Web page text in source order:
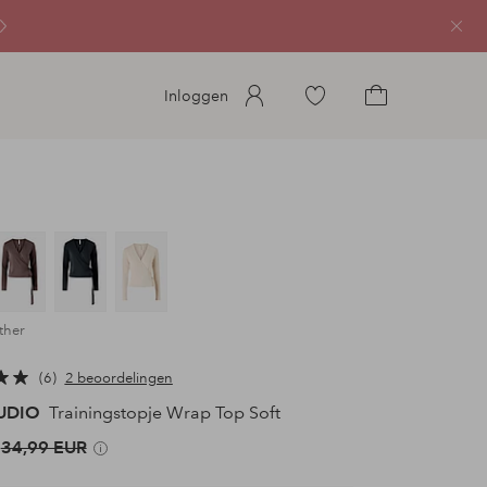
Inloggen
Ga
6 2 beoordelingen
Trainingstopje Wrap Top Soft
34,99 EUR